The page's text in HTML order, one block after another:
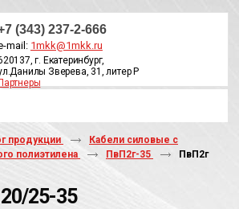
(343) 237-2-666
mail: 1mkk@1mkk.ru
г. Екатеринбург,
Зверева, 31, литер Р
Партнеры
продукции
Кабели силовые с
полиэтилена
ПвП2г-35
ПвП2г
25-35